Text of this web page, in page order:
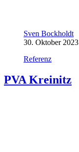
Sven Bockholdt
30. Oktober 2023
Referenz
PVA Kreinitz